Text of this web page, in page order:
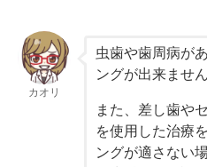
カオリ
虫歯や歯周病が
ングが出来ません
また、差し歯や
を使用した治療
ングが適さない